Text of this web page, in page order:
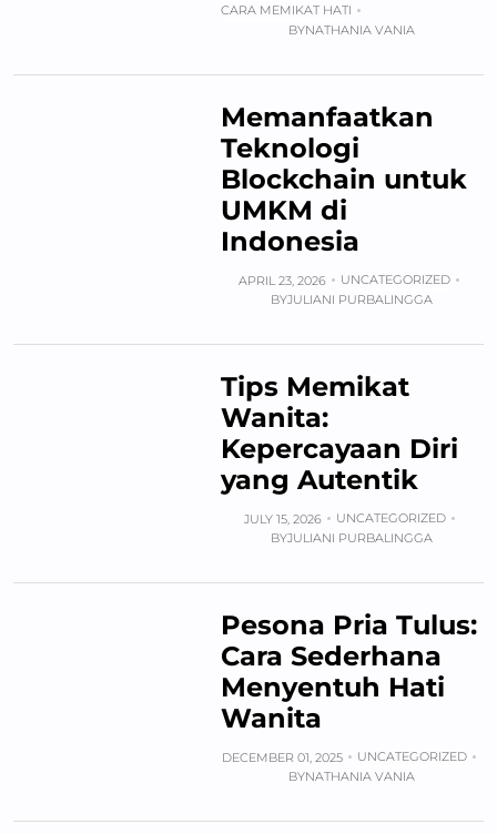
CARA MEMIKAT HATI
BYNATHANIA VANIA
Memanfaatkan
Teknologi
Blockchain untuk
UMKM di
Indonesia
APRIL 23, 2026
UNCATEGORIZED
BYJULIANI PURBALINGGA
Tips Memikat
Wanita:
Kepercayaan Diri
yang Autentik
JULY 15, 2026
UNCATEGORIZED
BYJULIANI PURBALINGGA
Pesona Pria Tulus:
Cara Sederhana
Menyentuh Hati
Wanita
DECEMBER 01, 2025
UNCATEGORIZED
BYNATHANIA VANIA